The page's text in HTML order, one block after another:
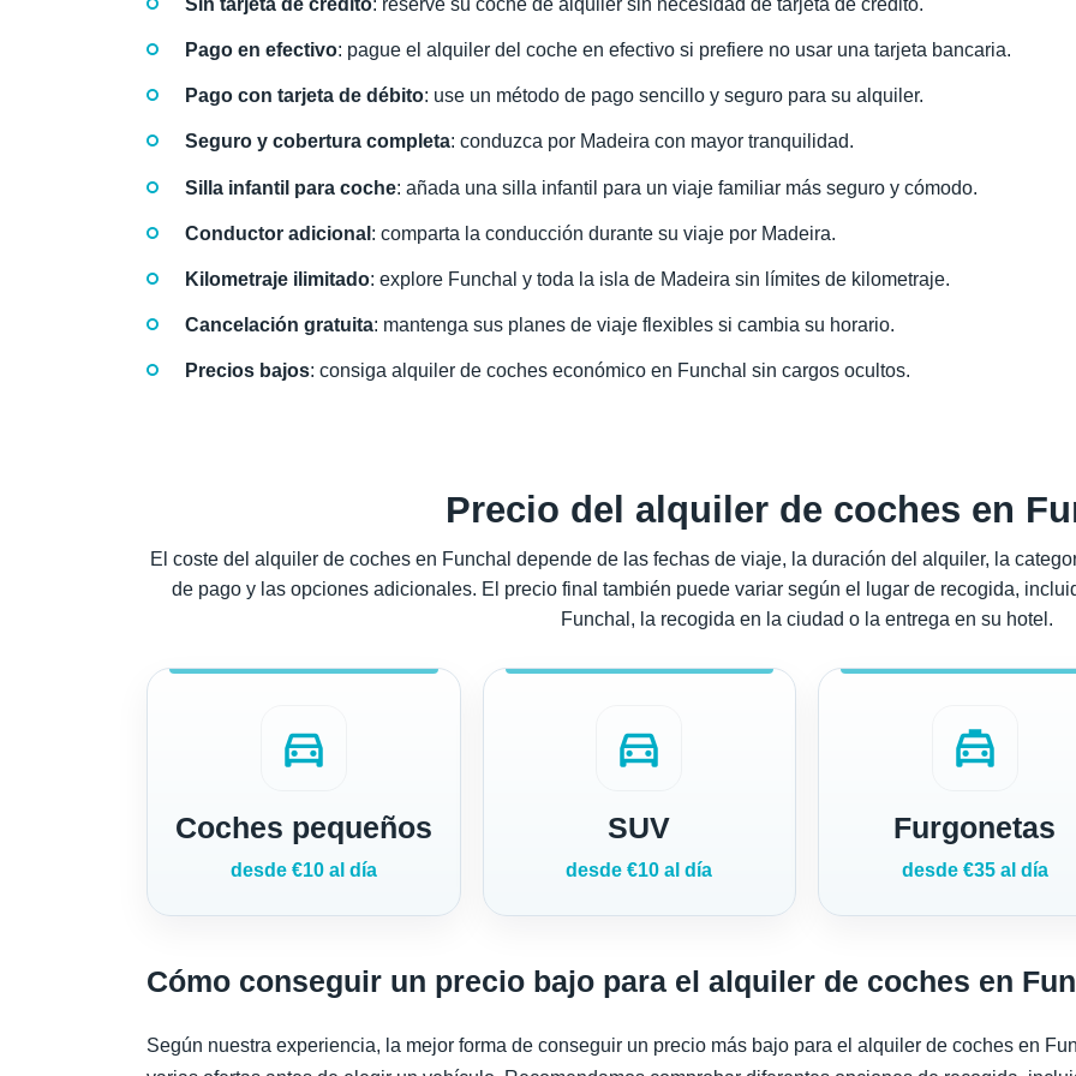
Pago en efectivo: pague el alquiler del coche en efectivo si prefiere no usar una tarjeta bancaria.
Pago con tarjeta de débito: use un método de pago sencillo y seguro para su alquiler.
Seguro y cobertura completa: conduzca por Madeira con mayor tranquilidad.
Silla infantil para coche: añada una silla infantil para un viaje familiar más seguro y cómodo.
Conductor adicional : comparta la conducción durante su viaje por Madeira.
Kilometraje ilimitado: explore Funchal y toda la isla de Madeira sin límites de kilometraje.
Cancelación gratuita: mantenga sus planes de viaje flexibles si cambia su horario.
Precios bajos: consiga alquiler de coches económico en Funchal sin cargos ocultos.
Precio del alquiler de coches en
El coste del alquiler de coches en Funchal depende de las fechas de viaje, la duración del alquiler, la
de pago y las opciones adicionales. El precio final también puede variar según el lugar de recogida,
Funchal, la recogida en la ciudad o la entrega en su hotel.
directions_car
Coches pequeños
desde €10 al día
directions_car
SUV
desde €10 al día
local_taxi
Furgonetas
desde €35 al día
Cómo conseguir un precio bajo para el alquiler de coches en
Según nuestra experiencia, la mejor forma de conseguir un precio más bajo para el alquiler de coches en